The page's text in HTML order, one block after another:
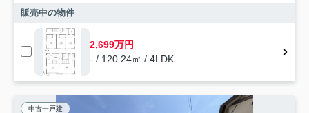
販売中の物件
2,699万円
- / 120.24㎡ / 4LDK
中古一戸建